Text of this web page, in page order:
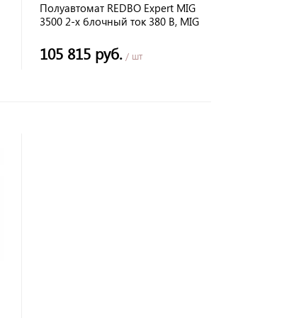
Полуавтомат REDBO Expert MIG
3500 2-х блочный ток 380 В, MIG
А, 2-6,0 мм
105 815 руб. / шт